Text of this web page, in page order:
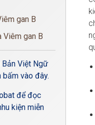
gan B
Viêm gan B
Bản Việt Ngữ
bấm vào đây.
để đọc
kiện miễn